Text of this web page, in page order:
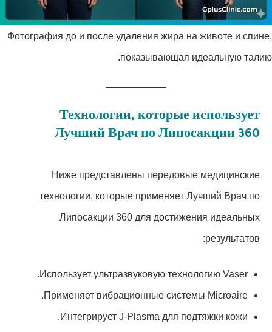
Фотография до и после удаления жира на животе и спине,
показывающая идеальную талию.
Технологии, которые использует
Лучший Врач по Липосакции 360
Ниже представлены передовые медицинские
технологии, которые применяет Лучший Врач по
Липосакции 360 для достижения идеальных
результатов:
Использует ультразвуковую технологию Vaser.
Применяет вибрационные системы Microaire.
Интегрирует J-Plasma для подтяжки кожи.